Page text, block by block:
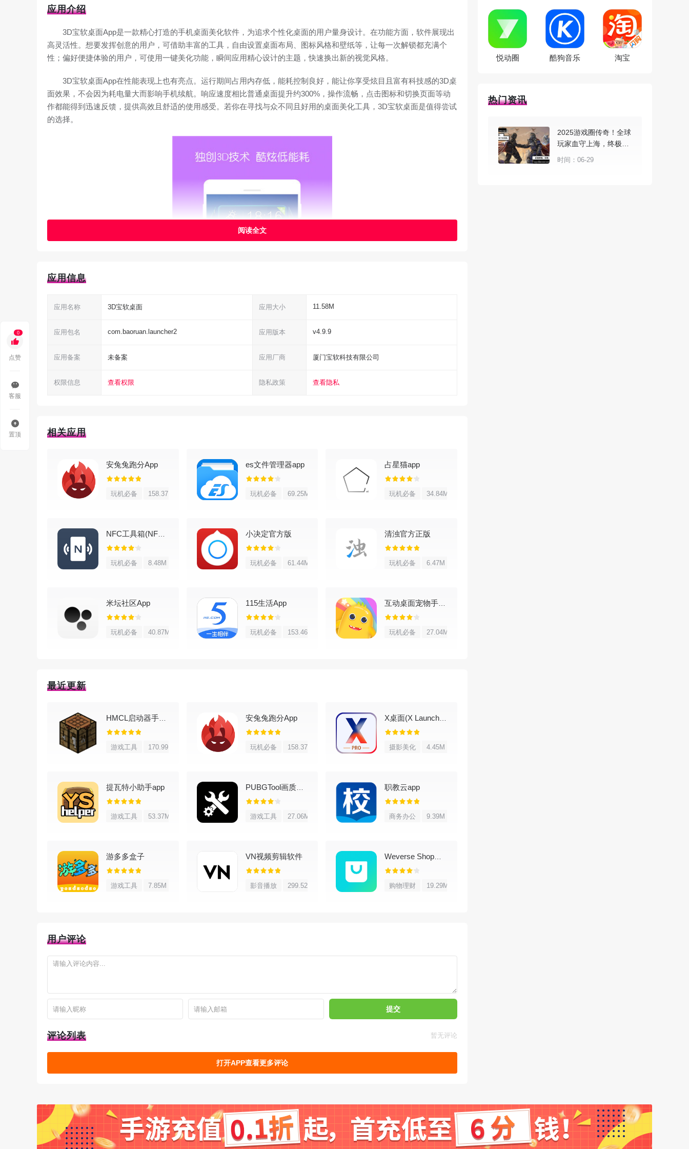
应用介绍
3D宝软桌面App是一款精心打造的手机桌面美化软件，为追求个性化桌面的用户量身设计。在功能方面，软件展现出
高灵活性。想要发挥创意的用户，可借助丰富的工具，自由设置桌面布局、图标风格和壁纸等，让每一次解锁都充满个
性；偏好便捷体验的用户，可使用一键美化功能，瞬间应用精心设计的主题，快速换出新的视觉风格。
3D宝软桌面App在性能表现上也有亮点。运行期间占用内存低，能耗控制良好，能让你享受炫目且富有科技感的3D桌
面效果，不会因为耗电量大而影响手机续航。响应速度相比普通桌面提升约300%，操作流畅，点击图标和切换页面等动
作都能得到迅速反馈，提供高效且舒适的使用感受。若你在寻找与众不同且好用的桌面美化工具，3D宝软桌面是值得尝试
的选择。
2、快速换肤：一键换肤，快速更换主题，让你的手机百变不腻
3、生活小助理：内存清理，实时天气，更有多种生活小工具等特色功能，便捷你的生活
5、一键换图标：我的桌面我做主，图标皮肤随心而变。
6、自主DIY：壁纸、主题、锁屏随心创作，你就是设计达人
8、一键锁屏：一个手势锁屏，省去按电源键的烦恼，延长手机电源键使用寿命
9、超高性能：内存占用小，低能耗，响应速度比普通桌面提升300%！省电省流量，轻松玩转桌面美化、看视频不卡
都在；海量桌面壁纸，桌面主题，
软件亮点
2、海量精美主题：海量在线主题，精美个性的壁纸、锁屏，给你豪华视觉体验
3、酷炫3D桌面：全新3D桌面，酷炫的界面，给你前所未有的炫酷体验
软件优势
1、侧滑圆盘
本机应用智能整理归类，手机再也不会杂乱无章啦
自定义添加管理我手机里常用应用；我的手机我做主
6、桌面插件
附带三款widget 4×1、4×2和4×4桌面插件，快速简便实用
应用信息
应用名称 3D宝软桌面 应用大小 11.58M
应用包名 com.baoruan.launcher2 应用版本 v4.9.9
应用备案 未备案 应用厂商 厦门宝软科技有限公司
权限信息 查看权限 隐私政策 查看隐私
相关应用
安兔兔跑分App
玩机必备 158.37M
es文件管理器app
玩机必备 69.25M
占星猫app
玩机必备 34.84M
玩机必备 8.48M
小决定官方版
玩机必备 61.44M
清浊官方正版
玩机必备 6.47M
米坛社区App
玩机必备 40.87M
115生活App
玩机必备 153.46M 玩机必备 27.04M
最近更新
游戏工具 170.99M
安兔兔跑分App
玩机必备 158.37M 摄影美化 4.45M
提瓦特小助手app
游戏工具 53.37M
PUBGTool画质修改器
游戏工具 27.06M
职教云app
商务办公 9.39M
游多多盒子
游戏工具 7.85M
VN视频剪辑软件
影音播放 299.52M 购物理财 19.29M
用户评论
提交
评论列表 暂无评论
打开APP查看更多评论
悦动圈 酷狗音乐 淘宝
热门资讯
2025游戏圈传奇！全球
玩家血守上海，终极梦
想在游戏上演
时间：06-29
点赞
0
客服
置顶